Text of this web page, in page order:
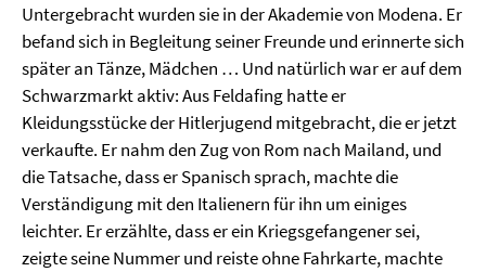
Untergebracht wurden sie in der Akademie von Modena. Er
befand sich in Begleitung seiner Freunde und erinnerte sich
später an Tänze, Mädchen … Und natürlich war er auf dem
Schwarzmarkt aktiv: Aus Feldafing hatte er
Kleidungsstücke der Hitlerjugend mitgebracht, die er jetzt
verkaufte. Er nahm den Zug von Rom nach Mailand, und
die Tatsache, dass er Spanisch sprach, machte die
Verständigung mit den Italienern für ihn um einiges
leichter. Er erzählte, dass er ein Kriegsgefangener sei,
zeigte seine Nummer und reiste ohne Fahrkarte, machte